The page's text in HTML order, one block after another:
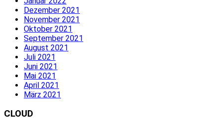
Dezember 2021
November 2021
Oktober 2021
September 2021
August 2021
Juli 2021
Juni 2021
Mai 2021
April 2021
März 2021
CLOUD